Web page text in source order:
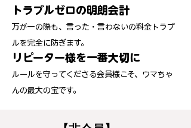
トラブルゼロの明朗会計
万が一の際も、言った・言わないの料金トラブ
ルを完全に防ぎます。
リピーター様を一番大切に
ルールを守ってくださる会員様こそ、ウマちゃ
んの最大の宝です。